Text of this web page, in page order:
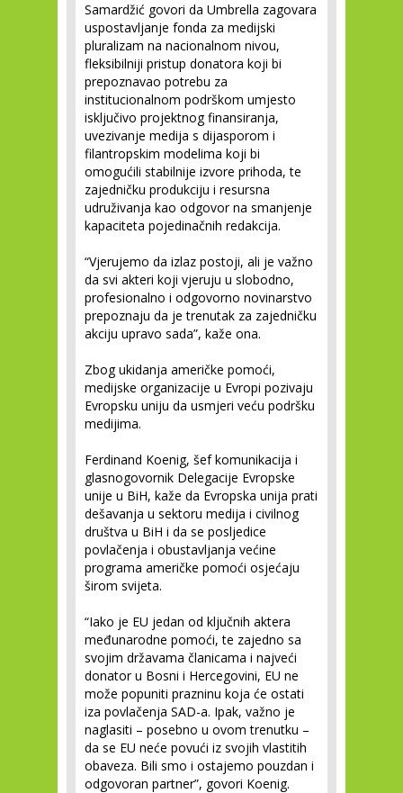
Samardžić govori da Umbrella zagovara
uspostavljanje fonda za medijski
pluralizam na nacionalnom nivou,
fleksibilniji pristup donatora koji bi
prepoznavao potrebu za
institucionalnom podrškom umjesto
isključivo projektnog finansiranja,
uvezivanje medija s dijasporom i
filantropskim modelima koji bi
omogućili stabilnije izvore prihoda, te
zajedničku produkciju i resursna
udruživanja kao odgovor na smanjenje
kapaciteta pojedinačnih redakcija.
“Vjerujemo da izlaz postoji, ali je važno
da svi akteri koji vjeruju u slobodno,
profesionalno i odgovorno novinarstvo
prepoznaju da je trenutak za zajedničku
akciju upravo sada”, kaže ona.
Zbog ukidanja američke pomoći,
medijske organizacije u Evropi pozivaju
Evropsku uniju da usmjeri veću podršku
medijima.
Ferdinand Koenig, šef komunikacija i
glasnogovornik Delegacije Evropske
unije u BiH, kaže da Evropska unija prati
dešavanja u sektoru medija i civilnog
društva u BiH i da se posljedice
povlačenja i obustavljanja većine
programa američke pomoći osjećaju
širom svijeta.
“Iako je EU jedan od ključnih aktera
međunarodne pomoći, te zajedno sa
svojim državama članicama i najveći
donator u Bosni i Hercegovini, EU ne
može popuniti prazninu koja će ostati
iza povlačenja SAD-a. Ipak, važno je
naglasiti – posebno u ovom trenutku –
da se EU neće povući iz svojih vlastitih
obaveza. Bili smo i ostajemo pouzdan i
odgovoran partner”, govori Koenig.